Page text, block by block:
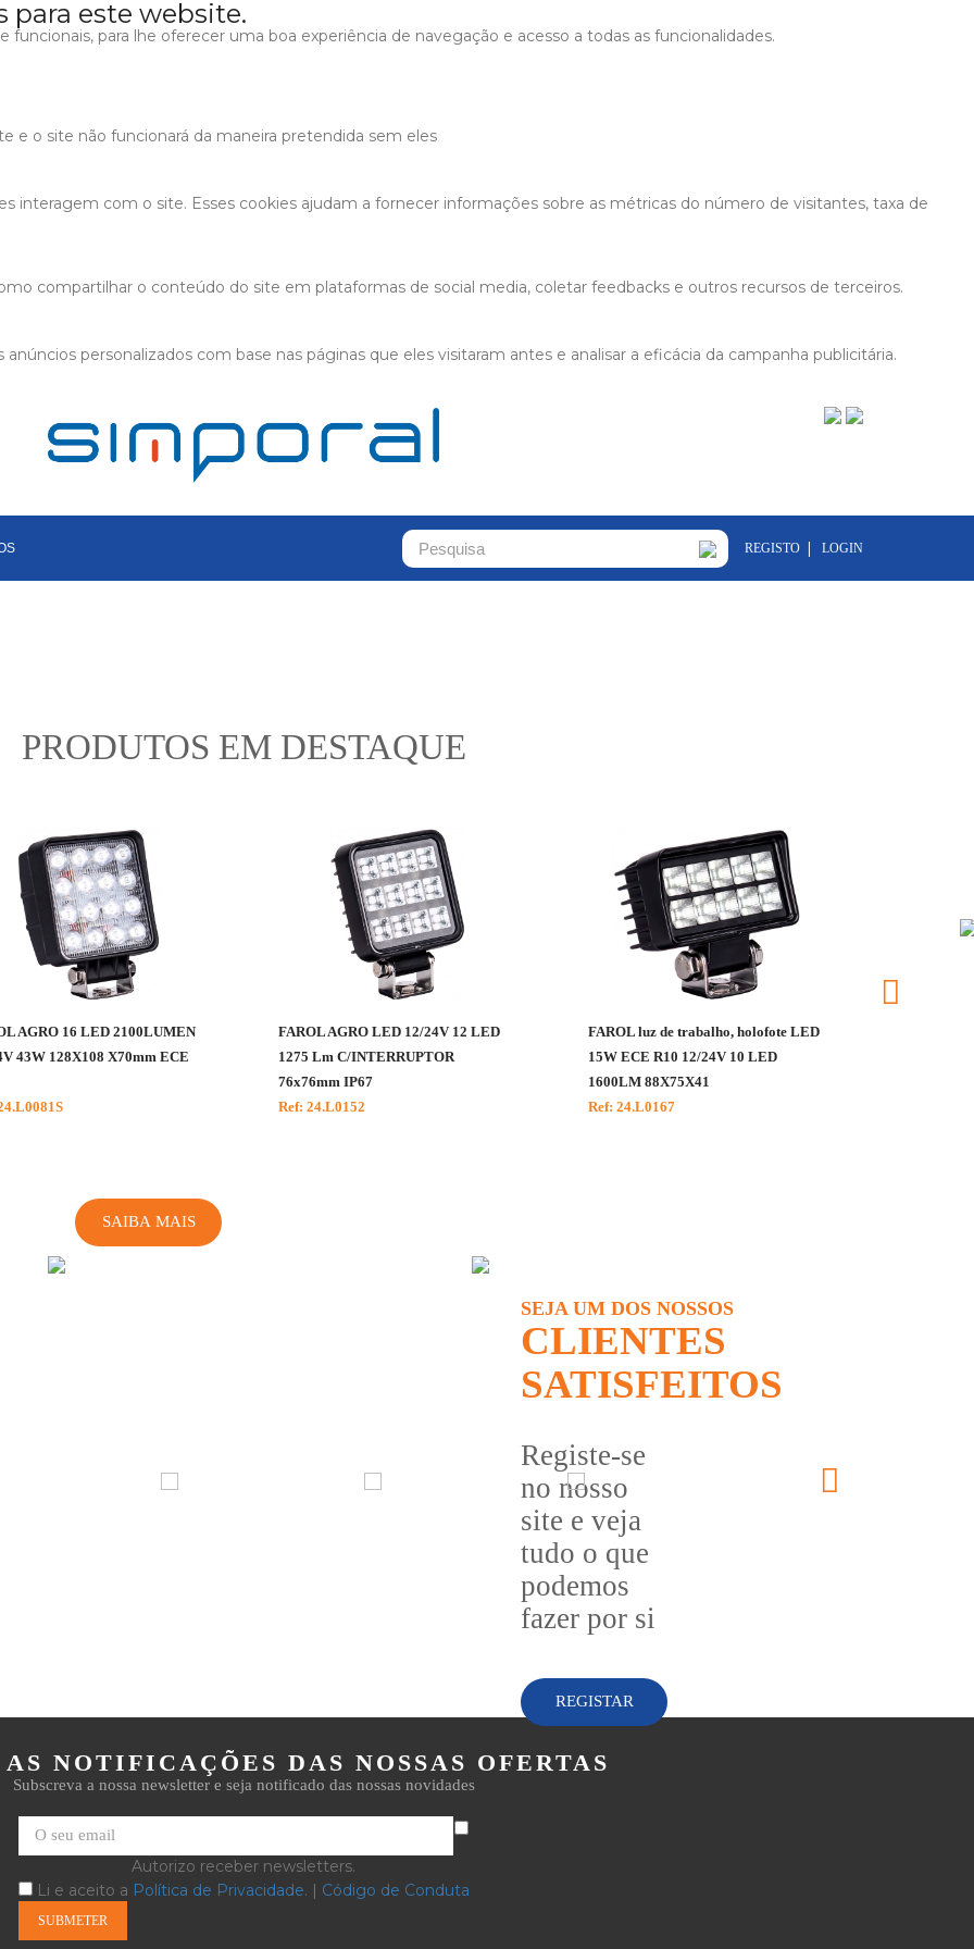
para este website.
para lhe oferecer uma boa experiência de navegação e acesso a todas as funcionalidades.
e o site não funcionará da maneira pretendida sem eles
interagem com o site. Esses cookies ajudam a fornecer informações sobre as métricas do número de visitantes, taxa de
compartilhar o conteúdo do site em plataformas de social media, coletar feedbacks e outros recursos de terceiros.
personalizados com base nas páginas que eles visitaram antes e analisar a eficácia da campanha publicitária.
REGISTO LOGIN
PRODUTOS EM DESTAQUE
AGRO 16 LED 2100LUMEN
43W 128X108 X70mm ECE
FAROL AGRO LED 12/24V 12 LED
1275 Lm C/INTERRUPTOR
76x76mm IP67
Ref: 24.L0152
FAROL luz de trabalho, holofote LED
15W ECE R10 12/24V 10 LED
1600LM 88X75X41
Ref: 24.L0167
SAIBA MAIS
SEJA UM DOS NOSSOS
CLIENTES
SATISFEITOS
Registe-se
no nosso
site e veja
tudo o que
podemos
fazer por si
REGISTAR
NOTIFICAÇÕES DAS NOSSAS OFERTAS
Subscreva a nossa newsletter e seja notificado das nossas novidades
Autorizo receber newsletters.
Li e aceito a Política de Privacidade. | Código de Conduta